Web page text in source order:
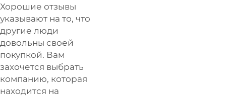
Хорошие отзывы
указывают на то, что
другие люди
довольны своей
покупкой. Вам
захочется выбрать
компанию, которая
находится на